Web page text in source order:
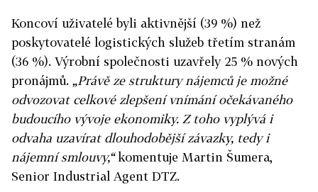
Koncoví uživatelé byli aktivnější (39 %) než
poskytovatelé logistických služeb třetím stranám
(36 %). Výrobní společnosti uzavřely 25 % nových
pronájmů. „Právě ze struktury nájemců je možné
odvozovat celkové zlepšení vnímání očekávaného
budoucího vývoje ekonomiky. Z toho vyplývá i
odvaha uzavírat dlouhodobější závazky, tedy i
nájemní smlouvy,“komentuje Martin Šumera,
Senior Industrial Agent DTZ.